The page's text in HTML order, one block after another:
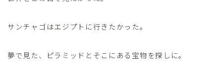
サンチャゴはエジプトに行きたかった。
夢で見た、ピラミッドとそこにある宝物を探しに。